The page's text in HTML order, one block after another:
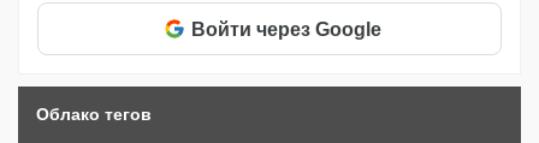
Войти через Google
Облако тегов